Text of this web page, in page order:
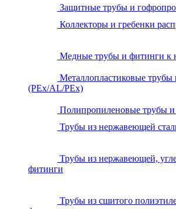
Защитные трубы и
Коллекторы и гребенки
Медные трубы и фитинги к
Металлопластиковые трубы
(PEx/AL/PEx)
Полипропиленовые трубы
Трубы из нержавеющей
Трубы из нержавеющей,
фитинги
Трубы из сшитого